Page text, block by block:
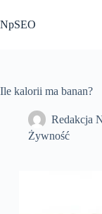
do
treści
NpSEO
Ile kalorii ma banan?
Redakcja
Żywność